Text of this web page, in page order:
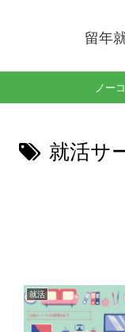
留年
ノー
就活サ
就活